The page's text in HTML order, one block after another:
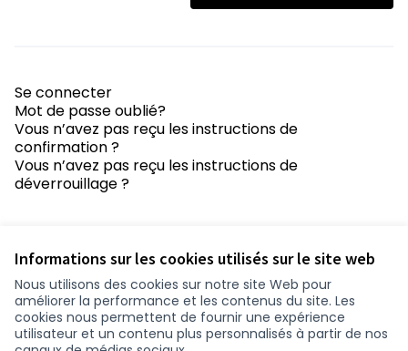
Informations sur les cookies utilisés sur le site web
Nous utilisons des cookies sur notre site Web pour
améliorer la performance et les contenus du site. Les
cookies nous permettent de fournir une expérience
utilisateur et un contenu plus personnalisés à partir de nos
Se connecter
Mot de passe oublié?
Vous n’avez pas reçu les instructions de
confirmation ?
Vous n’avez pas reçu les instructions de
déverrouillage ?
Conditions d'utilisation
Paramètres des cookies
participer.loire-atlantique.fr sur Facebook
participer.loire-atlantique.fr sur Instagram
participer.loire-atlantique.fr sur YouTube